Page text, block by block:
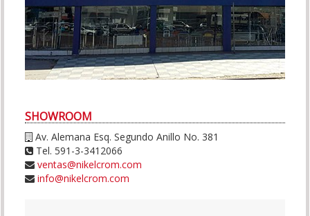
SHOWROOM
Av. Alemana Esq. Segundo Anillo No. 381
Tel. 591-3-3412066
ventas@nikelcrom.com
info@nikelcrom.com